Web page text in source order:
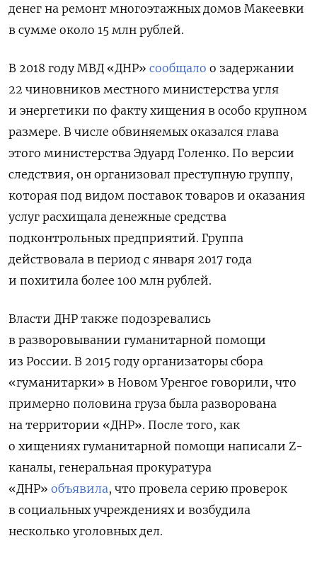
денег на ремонт многоэтажных домов Макеевки
в сумме около 15 млн рублей.
В 2018 году МВД «ДНР» сообщало о задержании
22 чиновников местного министерства угля
и энергетики по факту хищения в особо крупном
размере. В числе обвиняемых оказался глава
этого министерства Эдуард Голенко. По версии
следствия, он организовал преступную группу,
которая под видом поставок товаров и оказания
услуг расхищала денежные средства
подконтрольных предприятий. Группа
действовала в период с января 2017 года
и похитила более 100 млн рублей.
Власти ДНР также подозревались
в разворовывании гуманитарной помощи
из России. В 2015 году организаторы сбора
«гуманитарки» в Новом Уренгое говорили, что
примерно половина груза была разворована
на территории «ДНР». После того, как
о хищениях гуманитарной помощи написали Z-
каналы, генеральная прокуратура
«ДНР» объявила, что провела серию проверок
в социальных учреждениях и возбудила
несколько уголовных дел.